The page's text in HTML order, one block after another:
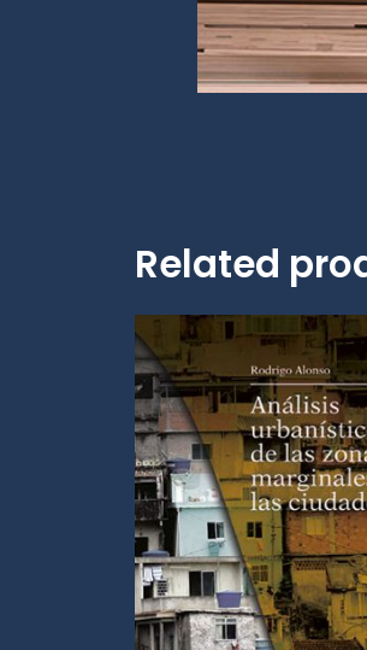
Related